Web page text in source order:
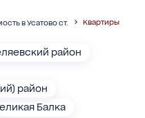
в Усатово ст. Квартиры
район
район
Балка